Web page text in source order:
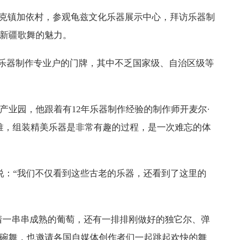
镇加依村，参观龟兹文化乐器展示中心，拜访乐器制
疆歌舞的魅力。
器制作专业户的门牌，其中不乏国家级、自治区级等
园，他跟着有12年乐器制作经验的制作师开麦尔·
组装精美乐器是非常有趣的过程，是一次难忘的体
“我们不仅看到这些古老的乐器，还看到了这里的
串串成熟的葡萄，还有一排排刚做好的独它尔、弹
舞，也邀请各国自媒体创作者们一起跳起欢快的舞